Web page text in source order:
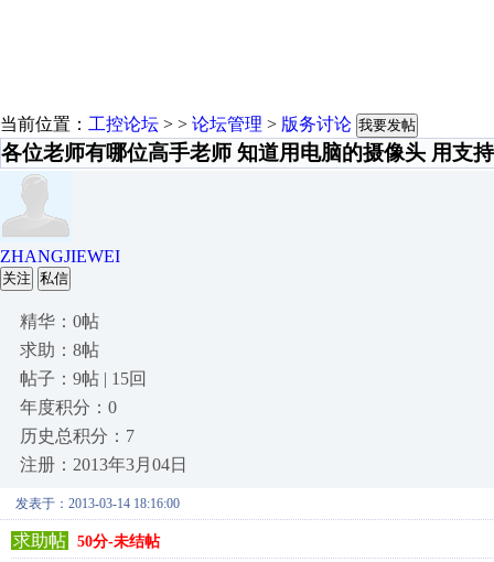
当前位置： 工控论坛 > > 论坛管理 > 版务讨论 我要发帖
各位老师有哪位高手老师 知道用电脑的摄像头 用支
ZHANGJIEWEI
关注 私信
精华：0帖
求助：8帖
帖子：9帖 | 15回
年度积分：0
历史总积分：7
注册：2013年3月04日
发表于：2013-03-14 18:16:00
求助帖 50分-未结帖